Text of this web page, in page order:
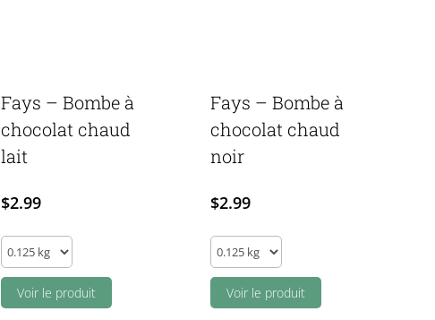
Fays – Bombe à
chocolat chaud
lait
$2.99
Fays
-
Bombe
Voir le produit
Fays – Bombe à
chocolat chaud
noir
$2.99
Fays
-
Bombe
Voir le produit